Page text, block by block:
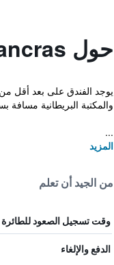
حول Premier Inn London St Pancras
والمكتبة البريطانية مسافة
...
المزيد
من الجيد أن تعلم
وقت تسجيل الصعود للطائرة
الدفع والإلغاء